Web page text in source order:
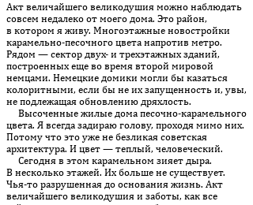
Акт величайшего великодушия можно наблюдать
совсем недалеко от моего дома. Это район,
в котором я живу. Многоэтажные ново­стройки
карамельно-песочного цвета напротив метро.
Рядом — сектор двух- и трехэтажных зданий,
построенных еще во время вто­рой мировой
немцами. Немецкие домики могли бы казаться
коло­ритными, если бы не их запущенность и, увы,
не подлежащая обновлению дряхлость.
Высоченные жилые дома песочно-карамельного
цвета. Я всегда задираю голову, проходя мимо них.
Потому что это уже не безликая советская
архитектура. И цвет — теплый, человеческий.
Сегодня в этом карамельном зияет дыра.
В несколько этажей. Их больше не существует.
Чья-то разрушенная до основания жизнь. Акт
величайшего великодушия и заботы, как все